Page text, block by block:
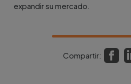
expandir su mercado.
Compartir: